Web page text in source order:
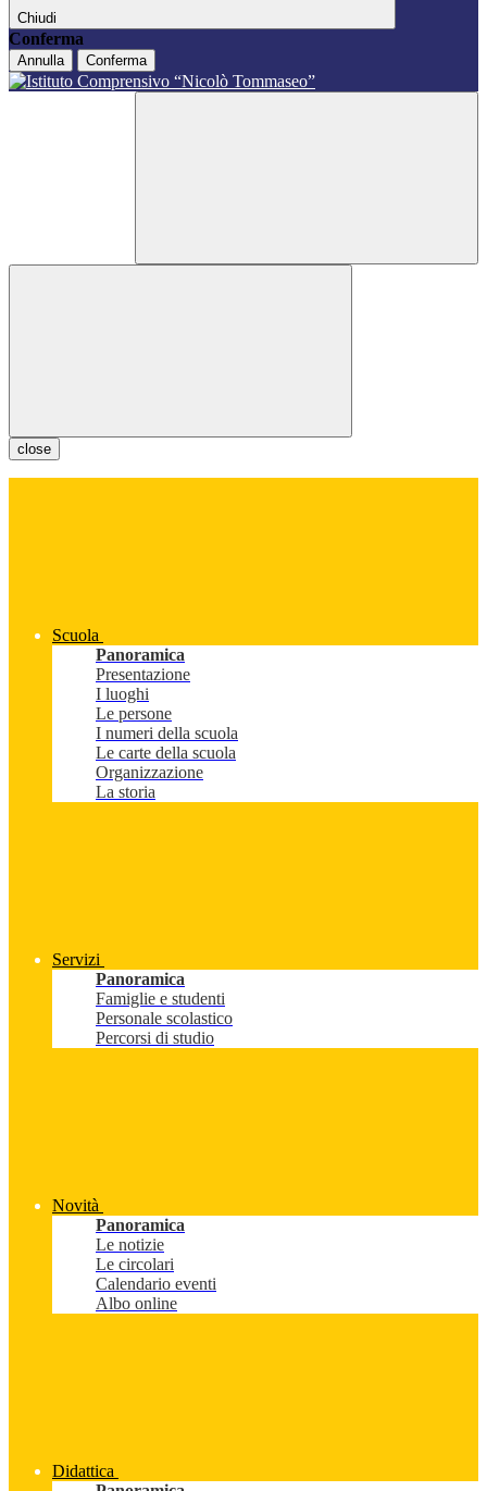
Chiudi
Conferma
Annulla Conferma
close
Scuola
Panoramica
Presentazione
I luoghi
Le persone
I numeri della scuola
Le carte della scuola
Organizzazione
La storia
Servizi
Panoramica
Famiglie e studenti
Personale scolastico
Percorsi di studio
Novità
Panoramica
Le notizie
Le circolari
Calendario eventi
Albo online
Didattica